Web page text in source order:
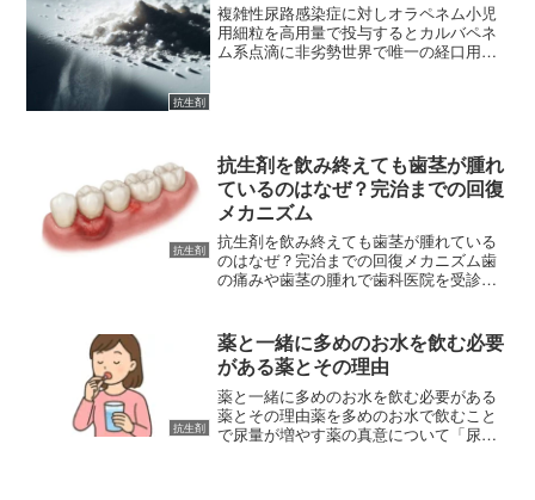
抗生剤
複雑性尿路感染症に対しオラペネム小児
用細粒を高用量で投与するとカルバペネ
ム系点滴に非劣勢世界で唯一の経口用カ
抗生剤
抗生剤を飲み終えても歯茎が腫れ
ているのはなぜ？完治までの回復
メカニズム
抗生剤を飲み終えても歯茎が腫れている
のはなぜ？完治までの回復メカニズム歯
の痛みや歯茎の腫れで歯科医院を受診し
に数日間、あるいは一週間飲み続け、薬
をすべて飲み切った後でも、...
抗生剤
薬と一緒に多めのお水を飲む必要
がある薬とその理由
薬と一緒に多めのお水を飲む必要がある
薬とその理由薬を多めのお水で飲むこと
で尿量が増やす薬の真意について「尿の